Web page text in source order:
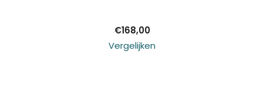
€168,00
Vergelijken